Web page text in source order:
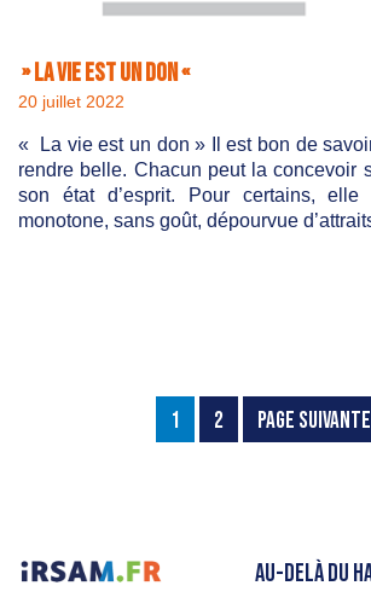
» la vie est un don «
20 juillet 2022
« La vie est un don » Il est bon de
rendre belle. Chacun peut la concevoir
son état d’esprit. Pour certains,
monotone, sans goût, dépourvue
1 2 PAGE SUIVANTE
AU-DELÀ DU